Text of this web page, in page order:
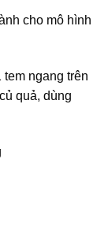
cho mô hình
ngang trên
quả, dùng